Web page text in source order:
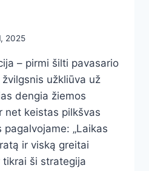
2025
– pirmi šilti pavasario
užkliūva už
dengia žiemos
net keistas pilkšvas
pagalvojame: „Laikas
ir viską greitai
tikrai ši strategija